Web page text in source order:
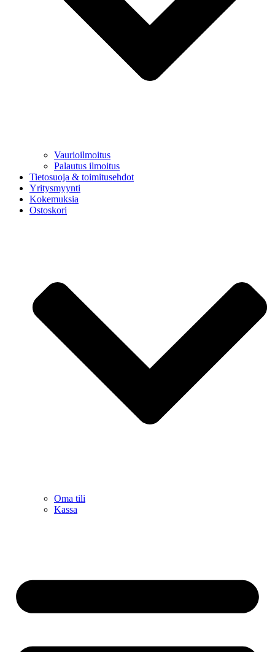
Vaurioilmoitus
Palautus ilmoitus
Tietosuoja & toimitusehdot
Yritysmyynti
Kokemuksia
Ostoskori
Oma tili
Kassa